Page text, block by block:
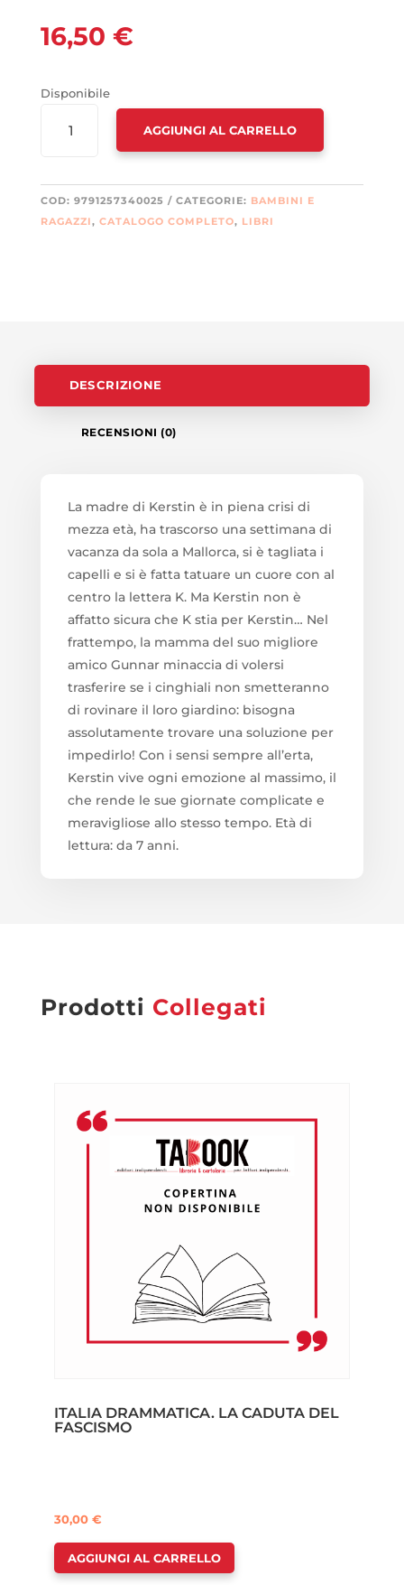
16,50 €
Disponibile
SEMPLICEMENTE
KERSTIN
AGGIUNGI AL CARRELLO
COD: 9791257340025 CATEGORIE: BAMBINI E
RAGAZZI, CATALOGO COMPLETO, LIBRI
DESCRIZIONE
RECENSIONI (0)
La madre di Kerstin è in piena crisi di
mezza età, ha trascorso una settimana di
vacanza da sola a Mallorca, si è tagliata i
capelli e si è fatta tatuare un cuore con al
centro la lettera K. Ma Kerstin non è
affatto sicura che K stia per Kerstin… Nel
frattempo, la mamma del suo migliore
amico Gunnar minaccia di volersi
trasferire se i cinghiali non smetteranno
di rovinare il loro giardino: bisogna
assolutamente trovare una soluzione per
impedirlo! Con i sensi sempre all’erta,
Kerstin vive ogni emozione al massimo, il
che rende le sue giornate complicate e
meravigliose allo stesso tempo. Età di
lettura: da 7 anni.
Prodotti Collegati
ITALIA DRAMMATICA. LA CADUTA DEL
FASCISMO
30,00 €
AGGIUNGI AL CARRELLO